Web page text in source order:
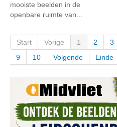
mooiste beelden in de
openbare ruimte van...
Start Vorige 1 2 3
9
10 Volgende Einde